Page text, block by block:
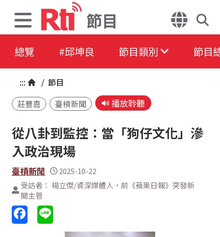
節目
總覽 #邱坤良 節目類別 節目
::: / 節目
莊豐嘉
臺槓新聞 播放聆聽
從八卦到監控：當「狗仔文化」滲
入政治現場
臺槓新聞
2025-10-22
受訪者： 楊立傑/資深媒體人，前《蘋果日報》突發新
聞主管